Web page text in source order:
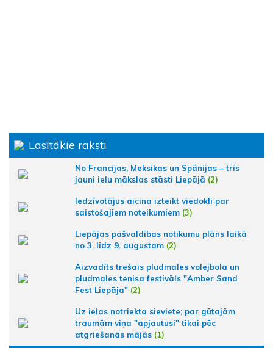
Lasītākie raksti
No Francijas, Meksikas un Spānijas – trīs
jauni ielu mākslas stāsti Liepājā (2)
Iedzīvotājus aicina izteikt viedokli par
saistošajiem noteikumiem (3)
Liepājas pašvaldības notikumu plāns laikā
no 3. līdz 9. augustam (2)
Aizvadīts trešais pludmales volejbola un
pludmales tenisa festivāls "Amber Sand
Fest Liepāja" (2)
Uz ielas notriekta sieviete; par gūtajām
traumām viņa "apjautusi" tikai pēc
atgriešanās mājās (1)